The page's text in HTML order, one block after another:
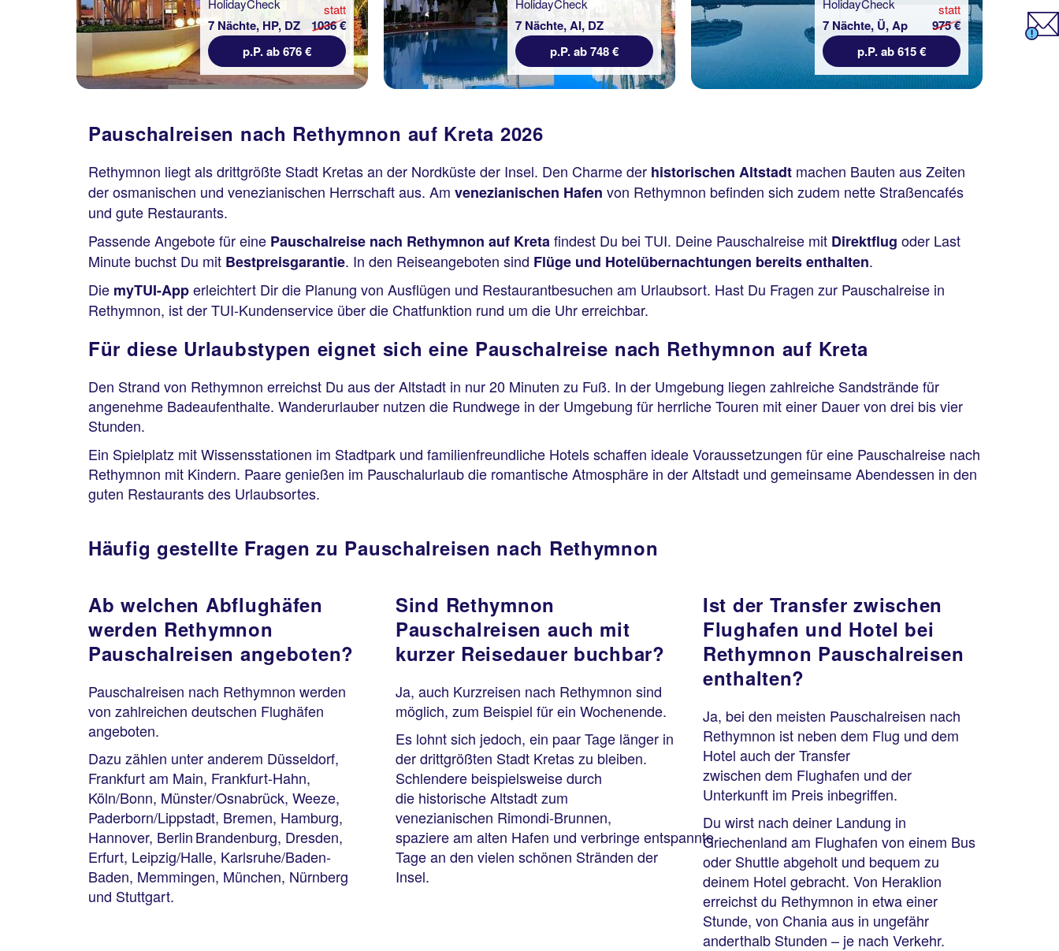
7 Nächte, HP, DZ
statt
1036 €
p.P. ab 676 €
7 Nächte, AI, DZ
p.P. ab 748 €
7 Nächte, Ü, Ap
statt
975 €
p.P. ab 615 €
Pauschalreisen nach Rethymnon auf Kreta 2026
Rethymnon liegt als drittgrößte Stadt Kretas an der Nordküste der Insel. Den Charme der historischen Altstadt machen Bauten aus Zeiten
der osmanischen und venezianischen Herrschaft aus. Am venezianischen Hafen von Rethymnon befinden sich zudem nette Straßencafés
und gute Restaurants.
Passende Angebote für eine Pauschalreise nach Rethymnon auf Kretafindest Du bei TUI. Deine Pauschalreise mit Direktflug oder Last
Minute buchst Du mit Bestpreisgarantie. In den Reiseangeboten sind Flüge und Hotelübernachtungen bereits enthalten.
Die myTUI-Apperleichtert Dir die Planung von Ausflügen und Restaurantbesuchen am Urlaubsort. Hast Du Fragen zur Pauschalreise in
Rethymnon, ist der TUI-Kundenservice über die Chatfunktion rund um die Uhr erreichbar.
Für diese Urlaubstypen eignet sich eine Pauschalreise nach Rethymnon auf Kreta
Den Strand von Rethymnon erreichst Du aus der Altstadt in nur 20 Minuten zu Fuß. In der Umgebung liegen zahlreiche Sandstrände für
angenehme Badeaufenthalte. Wanderurlauber nutzen die Rundwege in der Umgebung für herrliche Touren mit einer Dauer von drei bis vier
Stunden.
Ein Spielplatz mit Wissensstationen im Stadtpark und familienfreundliche Hotels schaffen ideale Voraussetzungen für eine Pauschalreise nach
Rethymnon mit Kindern. Paare genießen im Pauschalurlaub die romantische Atmosphäre in der Altstadt und gemeinsame Abendessen in den
guten Restaurants des Urlaubsortes.
Häufig gestellte Fragen zu Pauschalreisen nach Rethymnon
Ab welchen Abflughäfen
werden Rethymnon
Pauschalreisen angeboten?
Pauschalreisen nach Rethymnon werden
von zahlreichen deutschen Flughäfen
angeboten.
Dazu zählen unter anderem Düsseldorf,
Frankfurt am Main, Frankfurt-Hahn,
Köln/Bonn, Münster/Osnabrück, Weeze,
Paderborn/Lippstadt, Bremen, Hamburg,
Hannover, Berlin Brandenburg, Dresden,
Erfurt, Leipzig/Halle, Karlsruhe/Baden-
Baden, Memmingen, München, Nürnberg
und Stuttgart.
Sind Rethymnon
Pauschalreisen auch mit
kurzer Reisedauer buchbar?
Ja, auch Kurzreisen nach Rethymnon sind
möglich, zum Beispiel für ein Wochenende.
Es lohnt sich jedoch, ein paar Tage länger in
der drittgrößten Stadt Kretas zu bleiben.
Schlendere beispielsweise durch
die historische Altstadt zum
venezianischen Rimondi-Brunnen,
spaziere am alten Hafen und verbringe entspannte
Tage an den vielen schönen Stränden der
Insel.
Ist der Transfer zwischen
Flughafen und Hotel bei
Rethymnon Pauschalreisen
enthalten?
Ja, bei den meisten Pauschalreisen nach
Rethymnon ist neben dem Flug und dem
Hotel auch der Transfer
zwischen dem Flughafen und der
Unterkunft im Preis inbegriffen.
Du wirst nach deiner Landung in
Griechenland am Flughafen von einem Bus
oder Shuttle abgeholt und bequem zu
deinem Hotel gebracht. Von Heraklion
erreichst du Rethymnon in etwa einer
Stunde, von Chania aus in ungefähr
anderthalb Stunden – je nach Verkehr.